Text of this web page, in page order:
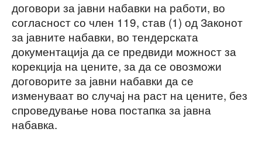
договори за јавни набавки на работи, во
согласност со член 119, став (1) од Законот
за јавните набавки, во тендерската
документација да се предвиди можност за
корекција на цените, за да се овозможи
договорите за јавни набавки да се
изменуваат во случај на раст на цените, без
спроведување нова постапка за јавна
набавка.